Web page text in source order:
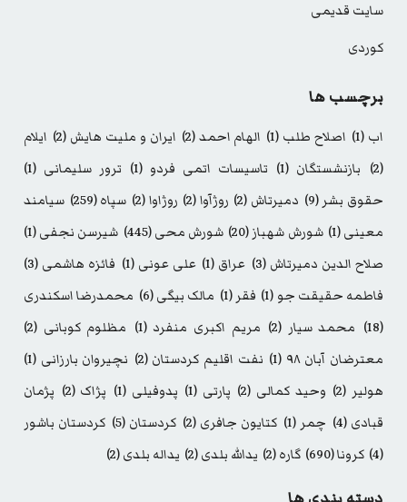
سایت قدیمی
کوردی
برچسب ها
اب (1) اصلاح طلب (1) الهام احمد(2) ایران و ملیت هایش (2)
ایلام
(2)
بازنشستگان (1) تاسیسات اتمی فردو (1) ترور سلیمانی (1)
حقوق بشر (9) دمیرتاش (2) روژآوا(2) روژاوا(2) سپاه(259)
سیامند
معینی(1) شورش شهباز(20) شورش محی(445) شیرسن نجفی(1)
صلاح الدین دمیرتاش (3) عراق (1) علی عونی (1) فائزه هاشمی (3)
فاطمه حقیقت جو (1) فقر (1) مالک بیگی(6)
محمدرضا اسکندری
(18)
محمد سیار (2) مریم اکبری منفرد (1) مظلوم کوبانی (2)
معترضان آبان ۹۸
(1) نفت اقلیم کردستان (2) نچیروان بارزانی (1)
هولیر (2) وحید کمالی (2) پارتی (1) پدوفیلی (1) پژاک (2)
پژمان
قبادی (4) چمر (1) کتایون جافری (2) کردستان (5)
کردستان باشور
(4)
کرونا(690) گاره(2) یدالله بلدی(2) یداله بلدی(2)